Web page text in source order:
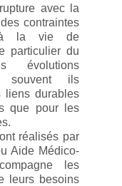
avec la
contraintes
à la vie de
particulier du
évolutions
souvent ils
liens durables
que pour les
réalisés par
Aide Médico-
les
leurs besoins